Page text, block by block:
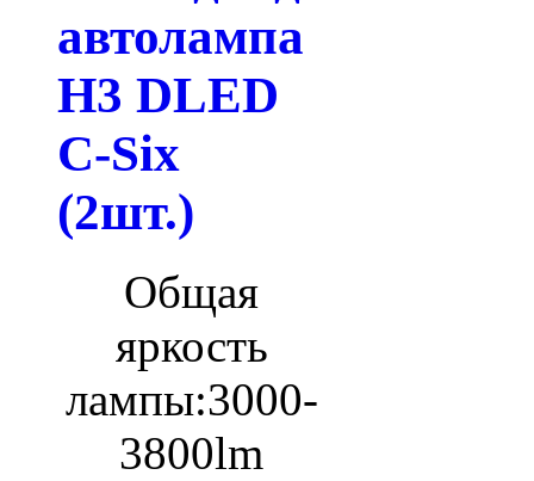
автолампа
H3 DLED
C-Six
(2шт.)
Общая
яркость
лампы:3000-
3800lm